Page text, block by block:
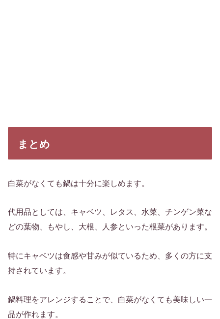
まとめ
白菜がなくても鍋は十分に楽しめます。
代用品としては、キャベツ、レタス、水菜、チンゲン菜な
どの葉物、もやし、大根、人参といった根菜があります。
特にキャベツは食感や甘みが似ているため、多くの方に支
持されています。
鍋料理をアレンジすることで、白菜がなくても美味しい一
品が作れます。